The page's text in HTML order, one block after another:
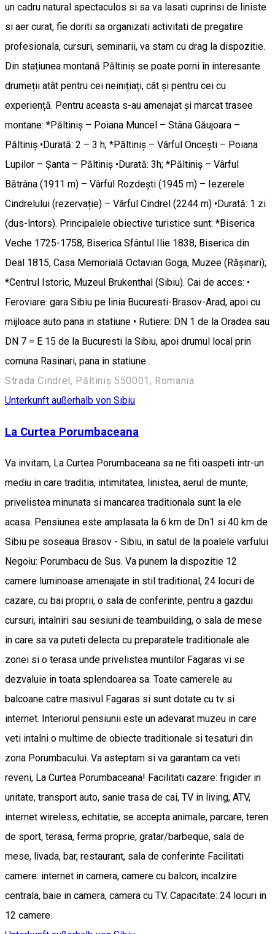
un cadru natural spectaculos si sa va lasati cuprinsi de liniste
si aer curat, fie doriti sa organizati activitati de pregatire
profesionala, cursuri, seminarii, va stam cu drag la dispozitie.
Din stațiunea montană Păltiniș se poate porni în interesante
drumeții atât pentru cei neinițiați, cât și pentru cei cu
experiență. Pentru aceasta s-au amenajat și marcat trasee
montane: *Păltiniș – Poiana Muncel – Stâna Găujoara –
Păltiniș •Durată: 2 – 3 h; *Păltiniș – Vârful Oncești – Poiana
Lupilor – Șanta – Păltiniș •Durată: 3h; *Păltiniș – Vârful
Bătrâna (1911 m) – Vârful Rozdești (1945 m) – Iezerele
Cindrelului (rezervație) – Vârful Cindrel (2244 m) •Durată: 1 zi
(dus-întors). Principalele obiective turistice sunt: *Biserica
Veche 1725-1758, Biserica Sfântul Ilie 1838, Biserica din
Deal 1815, Casa Memorială Octavian Goga, Muzee (Rășinari);
*Centrul Istoric, Muzeul Brukenthal (Sibiu). Cai de acces: •
Feroviare: gara Sibiu pe linia Bucuresti-Brasov-Arad, apoi cu
mijloace auto pana in statiune • Rutiere: DN 1 de la Oradea sau
DN 7 = E 15 de la Bucuresti la Sibiu, apoi drumul local prin
comuna Rasinari, pana in statiune .
Strada Cindrel, Păltiniș 550001, Romania
Unterkunft außerhalb von Sibiu
La Curtea Porumbaceana
Va invitam, La Curtea Porumbaceana sa ne fiti oaspeti intr-un
mediu in care traditia, intimitatea, linistea, aerul de munte,
privelistea minunata si mancarea traditionala sunt la ele
acasa. Pensiunea este amplasata la 6 km de Dn1 si 40 km de
Sibiu pe soseaua Brasov - Sibiu, in satul de la poalele varfului
Negoiu: Porumbacu de Sus. Va punem la dispozitie 12
camere luminoase amenajate in stil traditional, 24 locuri de
cazare, cu bai proprii, o sala de conferinte, pentru a gazdui
cursuri, intalniri sau sesiuni de teambuilding, o sala de mese
in care sa va puteti delecta cu preparatele traditionale ale
zonei si o terasa unde privelistea muntilor Fagaras vi se
dezvaluie in toata splendoarea sa. Toate camerele au
balcoane catre masivul Fagaras si sunt dotate cu tv si
internet. Interiorul pensiunii este un adevarat muzeu in care
veti intalni o multime de obiecte traditionale si tesaturi din
zona Porumbacului. Va asteptam si va garantam ca veti
reveni, La Curtea Porumbaceana! Facilitati cazare: frigider in
unitate, transport auto, sanie trasa de cai, TV in living, ATV,
internet wireless, echitatie, se accepta animale, parcare, teren
de sport, terasa, ferma proprie, gratar/barbeque, sala de
mese, livada, bar, restaurant, sala de conferinte Facilitati
camere: internet in camera, camere cu balcon, incalzire
centrala, baie in camera, camera cu TV. Capacitate: 24 locuri in
12 camere.